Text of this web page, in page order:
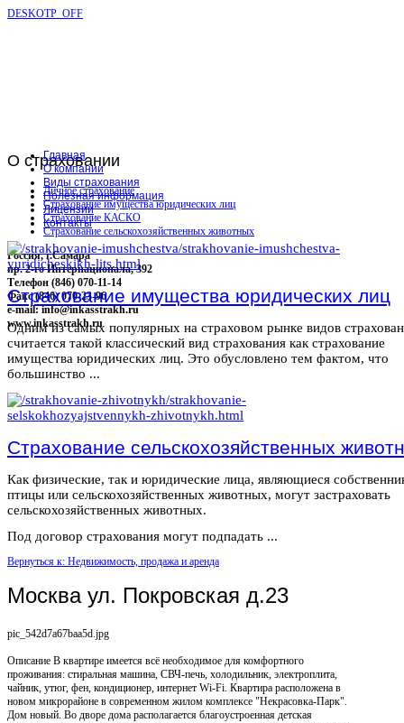
DESKOTP_OFF
О страховании
Личное страхование
Страхование имущества юридических лиц
Страхование КАСКО
Страхование сельскохозяйственных животных
Россия, г.Самара
пр. 2-го Интернационала, 392
Телефон (846) 070-11-14
Факс (846) 070-23-96
e-mail: info@inkasstrakh.ru
www.inkasstrakh.ru
Главная
О компании
Виды страхования
Полезная информация
Лицензии
Контакты
Страхование имущества юридических лиц
Одним из самых популярных на страховом рынке видов
считается такой классический вид страхования как страхование
имущества юридических лиц. Это обусловлено тем фактом, что
большинство ...
Страхование сельскохозяйственных
Как физические, так и юридические лица, являющиеся
птицы или сельскохозяйственных животных, могут застраховать
сельскохозяйственных животных.
Под договор страхования могут подпадать ...
Вернуться к: Недвижимость, продажа и аренда
Москва ул. Покровская д.23
pic_542d7a67baa5d.jpg
Описание В квартире имеется всё необходимое для комфортного
проживания: стиральная машина, СВЧ-печь, холодильник, электроплита,
чайник, утюг, фен, кондиционер, интернет Wi-Fi. Квартира расположена в
новом микрорайоне в современном жилом комплексе "Некрасовка-Парк".
Дом новый. Во дворе дома располагается благоустроенная детская